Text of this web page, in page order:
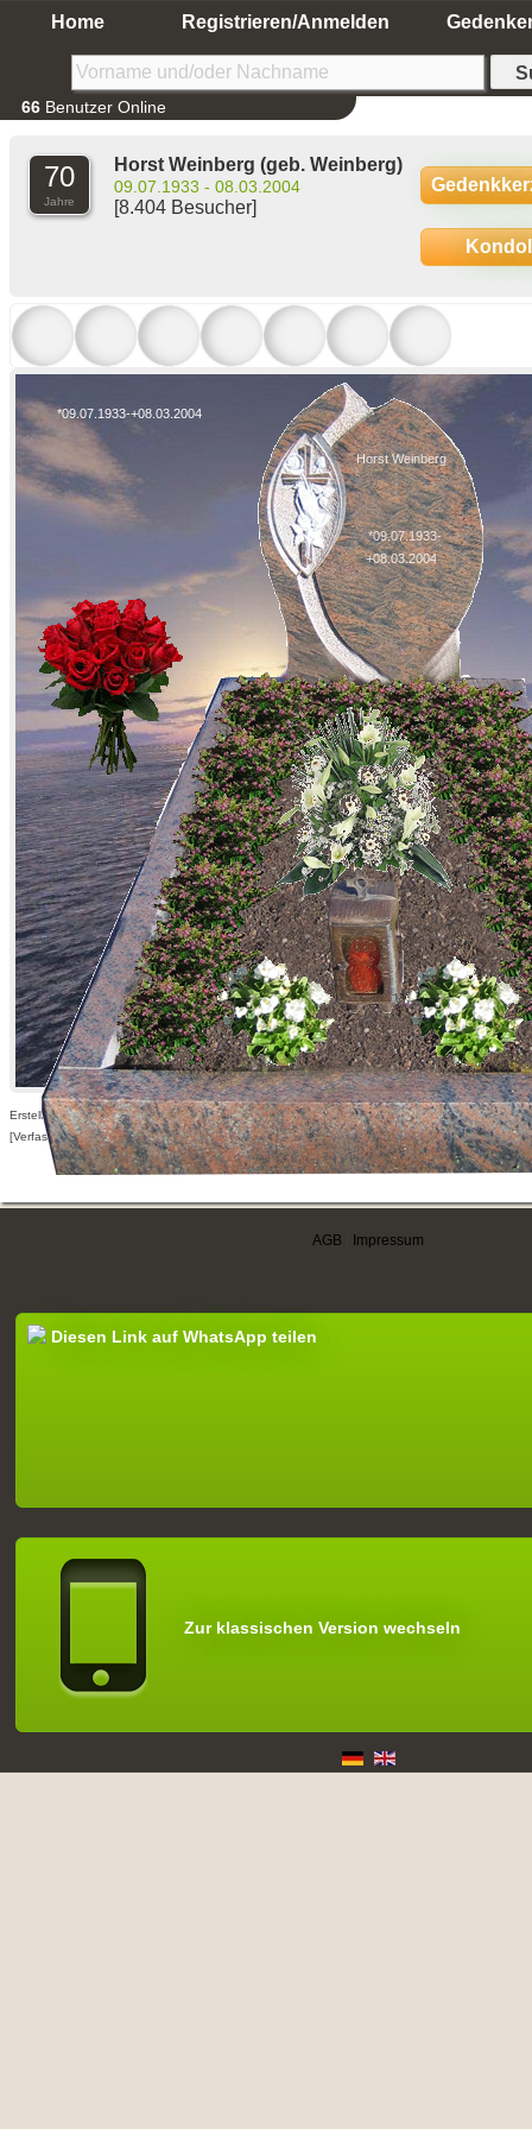
Home Registrieren/Anmelden
66 Benutzer Online
70
Jahre
Horst Weinberg (geb. Weinberg)
09.07.1933 - 08.03.2004
[8.404 Besucher]
Horst Weinberg
*09.07.1933-+08.03.2004
*09.07.1933-
+08.03.2004
Erstellt am 21.03.2009,
[Verfasser nur für angemeldete Benutzer sichtbar]
AGB Impressum
Diesen Link auf WhatsApp teilen
Zur klassischen Version wechseln